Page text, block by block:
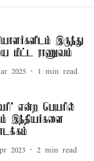
இருந்து
மீட்ட ராணுவம்
2025 1 min read
என்ற பெயரில்
இந்தியர்களை
2023 2 min read